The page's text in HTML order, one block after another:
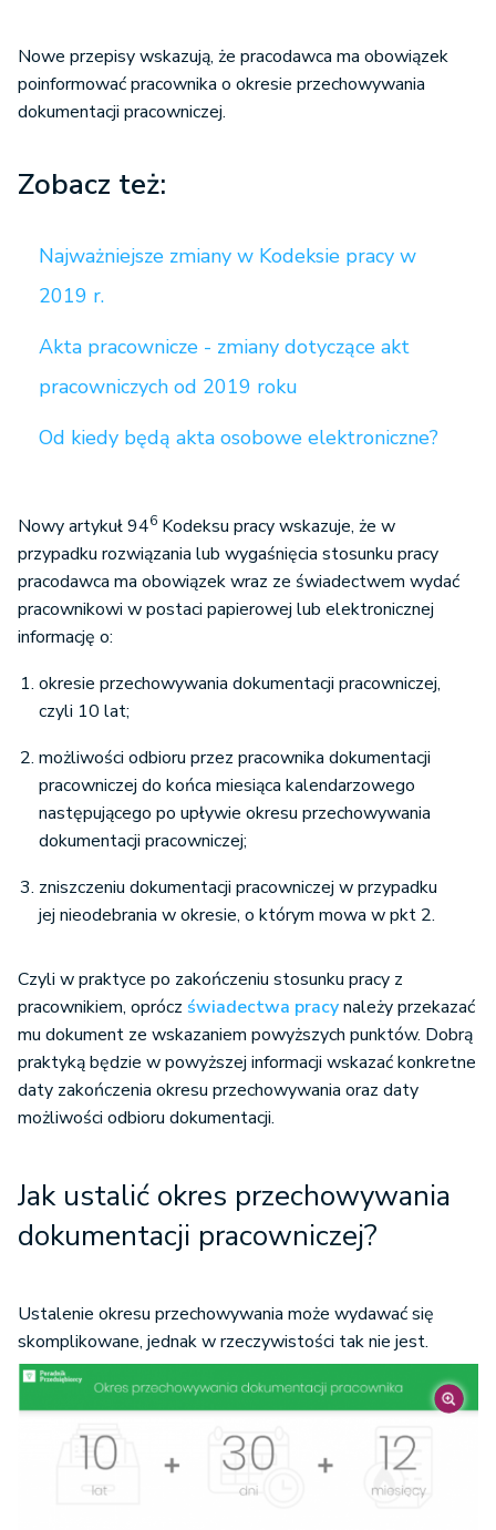
Nowe przepisy wskazują, że pracodawca ma obowiązek
poinformować pracownika o okresie przechowywania
dokumentacji pracowniczej.
Zobacz też:
Najważniejsze zmiany w Kodeksie pracy w
2019 r.
Akta pracownicze - zmiany dotyczące akt
pracowniczych od 2019 roku
Od kiedy będą akta osobowe elektroniczne?
Nowy artykuł 946 Kodeksu pracy wskazuje, że w
przypadku rozwiązania lub wygaśnięcia stosunku pracy
pracodawca ma obowiązek wraz ze świadectwem wydać
pracownikowi w postaci papierowej lub elektronicznej
informację o:
okresie przechowywania dokumentacji pracowniczej,
czyli 10 lat;
możliwości odbioru przez pracownika dokumentacji
pracowniczej do końca miesiąca kalendarzowego
następującego po upływie okresu przechowywania
dokumentacji pracowniczej;
zniszczeniu dokumentacji pracowniczej w przypadku
jej nieodebrania w okresie, o którym mowa w pkt 2.
Czyli w praktyce po zakończeniu stosunku pracy z
pracownikiem, oprócz świadectwa pracynależy przekazać
mu dokument ze wskazaniem powyższych punktów. Dobrą
praktyką będzie w powyższej informacji wskazać konkretne
daty zakończenia okresu przechowywania oraz daty
możliwości odbioru dokumentacji.
Jak ustalić okres przechowywania
dokumentacji pracowniczej?
Ustalenie okresu przechowywania może wydawać się
skomplikowane, jednak w rzeczywistości tak nie jest.